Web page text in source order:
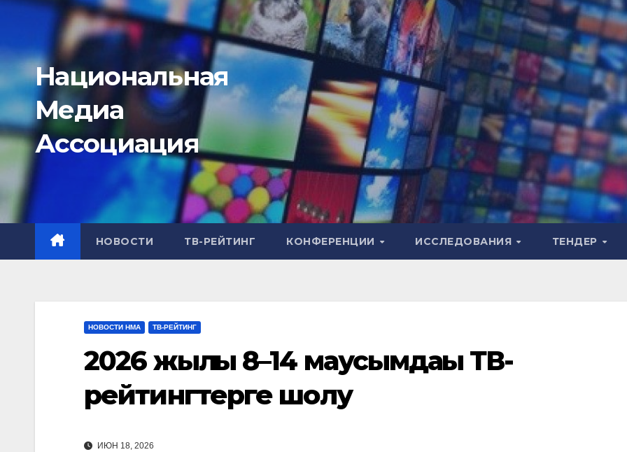
Перейти
содержимому
Национальная
Медиа
Ассоциация
НОВОСТИ ТВ-РЕЙТИНГ КОНФЕРЕНЦИИ ИССЛЕДОВАНИЯ ТЕНДЕР
НОВОСТИ НМА ТВ-РЕЙТИНГ
2026 жылғы 8–14 маусымдағы ТВ-
рейтингтерге шолу
ИЮН 18, 2026